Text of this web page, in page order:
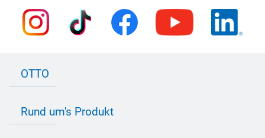
OTTO
Bau Newsletter
Rund um's Produkt